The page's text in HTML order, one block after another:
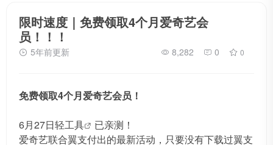
限时速度｜免费领取4个月爱奇艺会
员！！！
5年前更新 8,282 0 0
免费领取4个月爱奇艺会员！
6月27日轻工具
已亲测！
爱奇艺联合翼支付出的最新活动，只要没有下载过翼支